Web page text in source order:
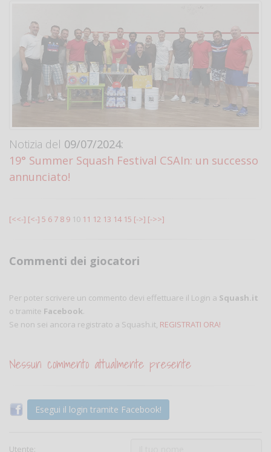
Notizia del 09/07/2024:
19° Summer Squash Festival CSAIn: un successo
annunciato!
[<<-] [<-] 5 6 7 8 9 10 11 12 13 14 15 [->] [->>]
Commenti dei giocatori
Per poter scrivere un commento devi effettuare il Login a Squash.it
o tramite Facebook.
Se non sei ancora registrato a Squash.it, REGISTRATI ORA!
Nessun commento attualmente presente
Esegui il login tramite Facebook!
Utente: